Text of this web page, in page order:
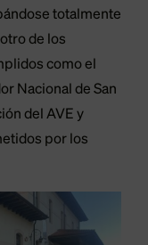
totalmente
de los
como el
Nacional de San
del AVE y
por los